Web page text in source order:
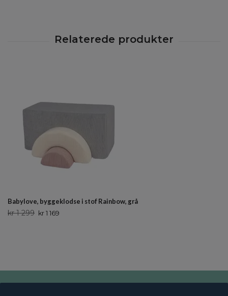
Babylove, byggeklodse i stof Rainbow, grå
kr 1 299 kr 1 169